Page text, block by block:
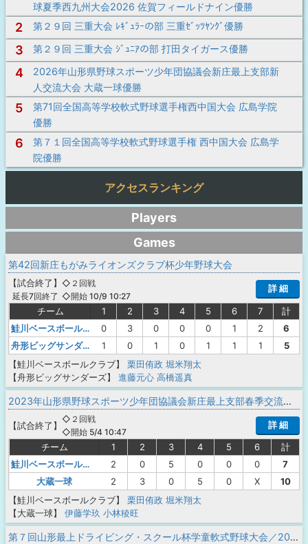
球夏季西九州大会2026 佐賀フィールドナイン優勝
2 第２９回 三重大会 ﾚｷﾞｭﾗｰの部 三重ｾﾞｯﾂﾔﾝｸﾞ優勝
3 第２９回 三重大会 ｼﾞｭﾆｱの部 打田タイガース優勝
4
2026年山形県野球スポーツ少年団協議会新庄最上支部新
人交流大会 大蔵一球優勝
5
第71回全国高等学校軟式野球選手権西中国大会 広島学院
優勝
6
第７１回全国高等学校軟式野球選手権 西中国大会 広島学
院優勝
アクセスランキング
Players
Games
第42回新庄もがみライオンズクラブ杯少年野球大会
【試合終了 】
延長7回終了
◇２回戦
◇開始 10/9 10:27
詳 細
チーム 1 2 3 4 5 6 7
計
鮭川ベースボールクラブ
0 3 0 0 0 1 2
6
舟形ビッグサンダーズ
1 0 1 0 1 1 1
5
【鮭川ベースボールクラブ】
栗田侑政 堀米翔太
【舟形ビッグサンダーズ】
進藤元心 高橋遥真
2023年山形県野球スポーツ少年団協議会新庄最上支部春季交流大会
【試合終了 】
◇２回戦
◇開始 5/4 10:47
詳 細
チーム 1 2 3 4 5 6
計
鮭川ベースボールクラブ
2 0 5 0 0 0
7
大蔵一球
2 3 0 5 0 X
10
【鮭川ベースボールクラブ】
栗田侑政 堀米翔太
【大蔵一球】
伊藤学玖 小林稜旺
第７回山形最上ドライビング・スクール杯学童軟式野球大会／2023年山形県野球スポーツ少年団協議会新庄最上支部夏季交流大会